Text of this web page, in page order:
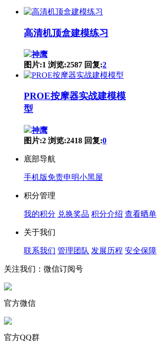
高清机顶盒建模练习
神鹰
图片:1 浏览:2587 回复:2
PROE按摩器实战建模模
型
神鹰
图片:2 浏览:2418 回复:0
底部导航
手机版免责申明小黑屋
积分管理
我的积分 兑换奖品 积分介绍 查看晒单
关于我们
联系我们 管理团队 发展历程 安全保障
关注我们：微信订阅号
官方微信
官方QQ群